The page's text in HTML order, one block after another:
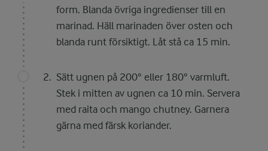
form. Blanda övriga ingredienser till en
marinad. Häll marinaden över osten och
blanda runt försiktigt. Låt stå ca 15 min.
Sätt ugnen på 200° eller 180° varmluft.
Stek i mitten av ugnen ca 10 min. Servera
med raita och mango chutney. Garnera
gärna med färsk koriander.